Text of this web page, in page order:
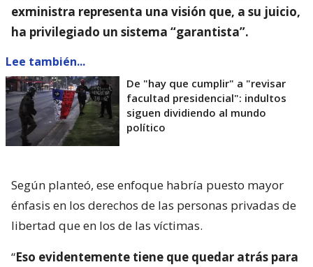
exministra representa una visión que, a su juicio,
ha privilegiado un sistema “garantista”.
Lee también...
De "hay que cumplir" a "revisar
facultad presidencial": indultos
siguen dividiendo al mundo
político
Según planteó, ese enfoque habría puesto mayor
énfasis en los derechos de las personas privadas de
libertad que en los de las víctimas.
“Eso evidentemente tiene que quedar atrás para